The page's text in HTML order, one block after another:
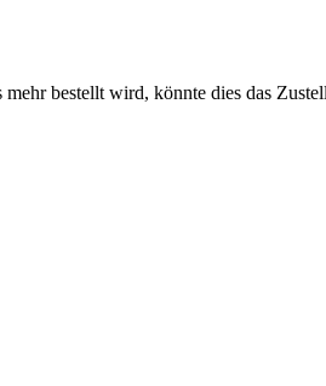
bestellt wird, könnte dies das